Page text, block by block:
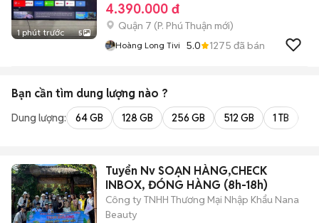
1 phút trước 5
4.390.000 đ
Quận 7 (P. Phú Thuận mới)
Hoàng Long Tivi 5.0 1275 đã bán
Bạn cần tìm dung lượng nào ?
Dung lượng: 64 GB 128 GB 256 GB 512 GB 1 TB
Tuyển Nv SOẠN HÀNG,CHECK
INBOX, ĐÓNG HÀNG (8h-18h)
Công ty TNHH Thương Mại Nhập Khẩu Nana
Beauty